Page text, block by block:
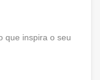
que inspira o seu